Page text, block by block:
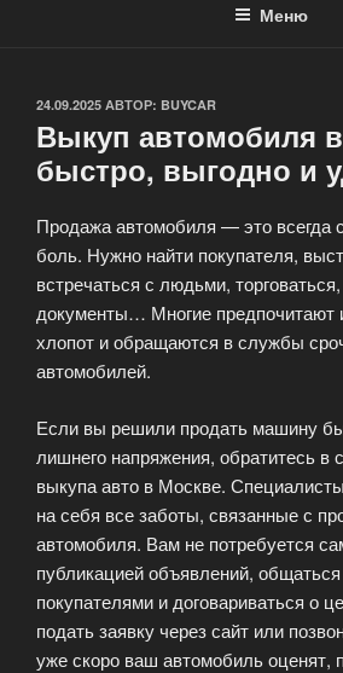
Меню
ОПУБЛИКОВАНО
24.09.2025 АВТОР: BUYCAR
Выкуп автомобиля
быстро, выгодно и
Продажа автомобиля — это всегда
боль. Нужно найти покупателя,
встречаться с людьми,
документы… Многие предпочитают
хлопот и обращаются в службы
автомобилей.
Если вы решили продать машину
лишнего напряжения, обратитесь в
выкупа авто в Москве.
на себя все заботы, связанные с
автомобиля. Вам не потребуется
публикацией объявлений,
покупателями и договариваться о
подать заявку через сайт или
уже скоро ваш автомобиль оценят,